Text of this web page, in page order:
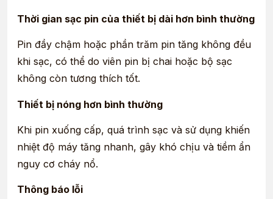
Thời gian sạc pin của thiết bị dài hơn bình thường
Pin đầy chậm hoặc phần trăm pin tăng không đều
khi sạc, có thể do viên pin bị chai hoặc bộ sạc
không còn tương thích tốt.
Thiết bị nóng hơn bình thường
Khi pin xuống cấp, quá trình sạc và sử dụng khiến
nhiệt độ máy tăng nhanh, gây khó chịu và tiềm ẩn
nguy cơ cháy nổ.
Thông báo lỗi